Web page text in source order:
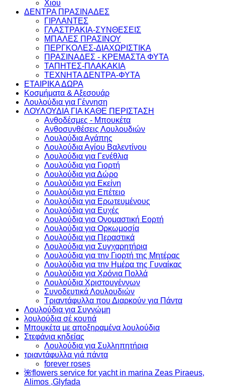
Χιου
ΔΕΝΤΡΑ ΠΡΑΣΙΝΑΔΕΣ
ΓΙΡΛΑΝΤΕΣ
ΓΛΑΣΤΡΑΚΙΑ-ΣΥΝΘΕΣΕΙΣ
ΜΠΑΛΕΣ ΠΡΑΣΙΝΟΥ
ΠΕΡΓΚΟΛΕΣ-ΔΙΑΧΩΡΙΣΤΙΚΑ
ΠΡΑΣΙΝΑΔΕΣ - ΚΡΕΜΑΣΤΑ ΦΥΤΑ
ΤΑΠΗΤΕΣ-ΠΛΑΚΑΚΙΑ
ΤΕΧΝΗΤΑ ΔΕΝΤΡΑ-ΦΥΤΑ
ΕΤΑΙΡΙΚΑ ΔΩΡΑ
Κοσμήματα & Αξεσουάρ
Λουλούδια για Γέννηση
ΛΟΥΛΟΥΔΙΑ ΓΙΑ ΚΑΘΕ ΠΕΡΙΣΤΑΣΗ
Ανθοδέσμες - Μπουκέτα
Ανθοσυνθέσεις Λουλουδιών
Λουλούδια Αγάπης
Λουλούδια Αγίου Βαλεντίνου
Λουλούδια για Γενέθλια
Λουλούδια για Γιορτή
Λουλούδια για Δώρο
Λουλούδια για Εκείνη
Λουλούδια για Επέτειο
Λουλούδια για Ερωτευμένους
Λουλούδια για Ευχές
Λουλούδια για Ονομαστική Εορτή
Λουλούδια για Ορκωμοσία
Λουλούδια για Περαστικά
Λουλούδια για Συγχαρητήρια
Λουλούδια για την Γιορτή της Μητέρας
Λουλούδια για την Ημέρα της Γυναίκας
Λουλούδια για Χρόνια Πολλά
Λουλούδια Χριστουγέννων
Συνοδευτικά Λουλουδιών
Τριαντάφυλλα που Διαρκούν για Πάντα
Λουλούδια για Συγνώμη
λουλούδια σέ κουτιά
Μπουκέτα με αποξηραμένα λουλούδια
Στεφάνια κηδείας
Λουλούδια για Συλληπητήρια
τριαντάφυλλα γιά πάντα
forever roses
🌺flowers service for yacht in marina Zeas Piraeus,
Alimos ,Glyfada